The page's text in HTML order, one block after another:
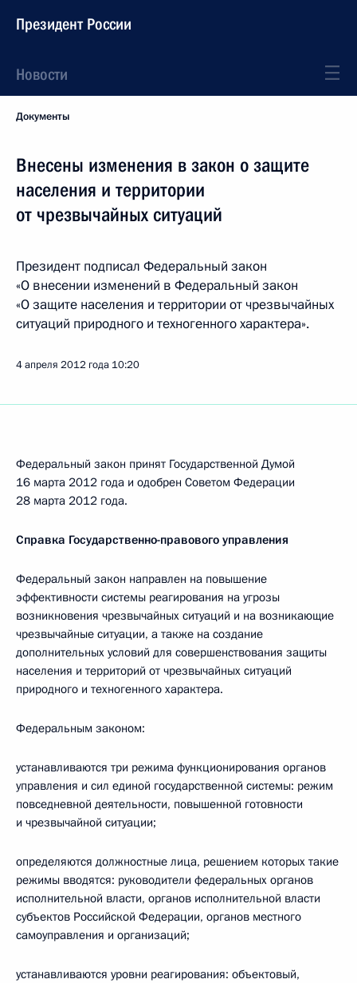
Президент России
Новости
Документы
Внесены изменения в закон о защите
населения и территории
от чрезвычайных ситуаций
Президент подписал Федеральный закон
«О внесении изменений в Федеральный закон
«О защите населения и территории от чрезвычайных
ситуаций природного и техногенного характера».
4 апреля 2012 года 10:20
Федеральный закон принят Государственной Думой
16 марта 2012 года и одобрен Советом Федерации
28 марта 2012 года.
Справка Государственно-правового управления
Федеральный закон направлен на повышение
эффективности системы реагирования на угрозы
возникновения чрезвычайных ситуаций и на возникающие
чрезвычайные ситуации, а также на создание
дополнительных условий для совершенствования защиты
населения и территорий от чрезвычайных ситуаций
природного и техногенного характера.
Федеральным законом:
устанавливаются три режима функционирования органов
управления и сил единой государственной системы: режим
повседневной деятельности, повышенной готовности
и чрезвычайной ситуации;
определяются должностные лица, решением которых такие
режимы вводятся: руководители федеральных органов
исполнительной власти, органов исполнительной власти
субъектов Российской Федерации, органов местного
самоуправления и организаций;
устанавливаются уровни реагирования: объектовый,